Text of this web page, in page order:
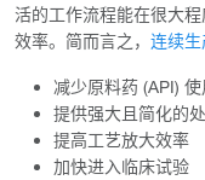
活的工作流程能在很大
效率。简而言之， 连续生
减少原料药 (API)
提供强大且简化的
提高工艺放大效率
加快进入临床试验